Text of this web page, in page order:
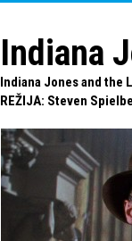
Indiana
Indiana Jones and the
REŽIJA: Steven